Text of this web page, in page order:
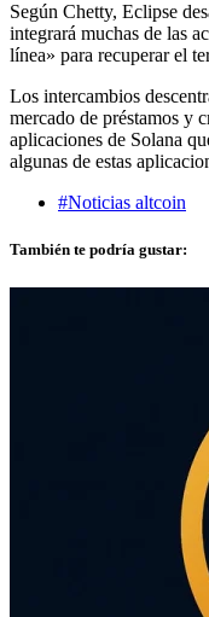
Según Chetty, Eclipse
integrará muchas de las
línea» para recuperar el
Los intercambios
mercado de préstamos y
aplicaciones de Solana
algunas de estas
#Noticias altcoin
También te podría gustar: